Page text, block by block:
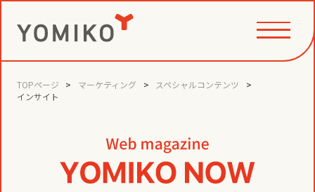
PHILOSOPHY
GAME CHANGE PARTNER
VALUE CREATION
TOPページ マーケティング
スペシャルコンテンツ
インサイト